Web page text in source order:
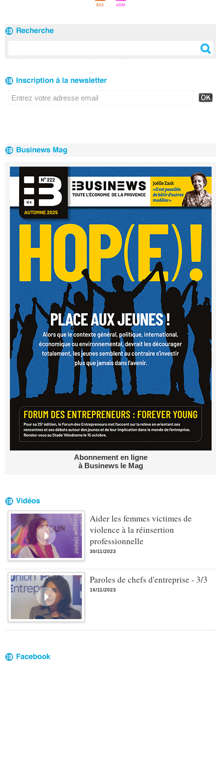
Abonnement en ligne
à Businews le Mag
Aider les femmes victimes de
violence à la réinsertion
professionnelle
30/11/2023
Paroles de chefs d'entreprise - 3/3
16/11/2023